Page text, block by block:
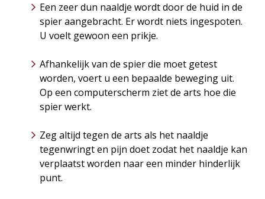
Een zeer dun naaldje wordt door de huid in de
spier aangebracht. Er wordt niets ingespoten.
U voelt gewoon een prikje.
Afhankelijk van de spier die moet getest
worden, voert u een bepaalde beweging uit.
Op een computerscherm ziet de arts hoe die
spier werkt.
Zeg altijd tegen de arts als het naaldje
tegenwringt en pijn doet zodat het naaldje kan
verplaatst worden naar een minder hinderlijk
punt.